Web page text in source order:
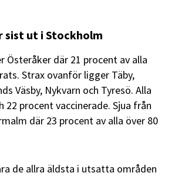
sist ut i Stockholm
Österåker där 21 procent av alla
Strax ovanför ligger Täby,
Väsby, Nykvarn och Tyresö. Alla
22 procent vaccinerade. Sjua från
där 23 procent av alla över 80
de allra äldsta i utsatta områden